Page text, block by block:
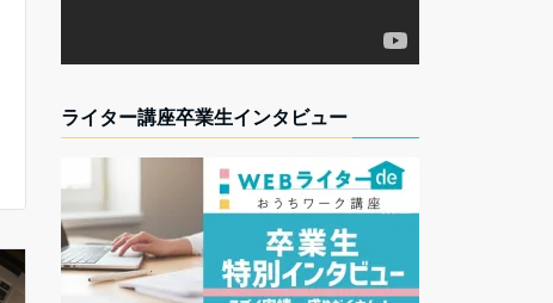
ライター講座卒業生インタビュー